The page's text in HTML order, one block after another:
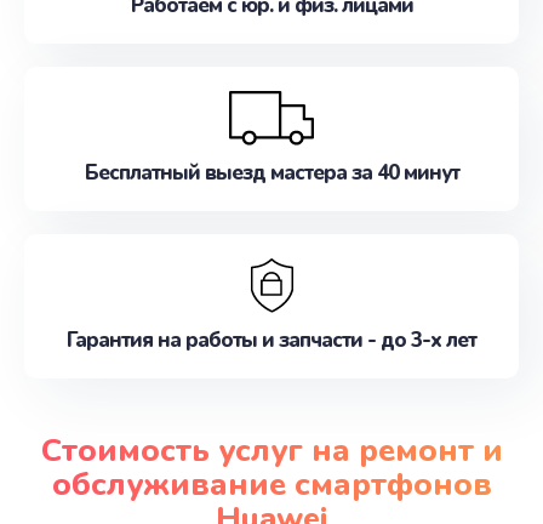
Бесплатный выезд мастера за 40 минут
Гарантия на работы и запчасти - до 3-х лет
Стоимость услуг на ремонт и
обслуживание смартфонов